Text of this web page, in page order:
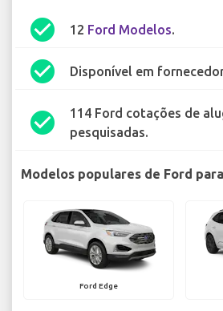
check_circle 12 Ford Modelos.
check_circle Disponível em
check_circle
114 Ford cotações de
pesquisadas.
Modelos populares de Ford
Ford Edge